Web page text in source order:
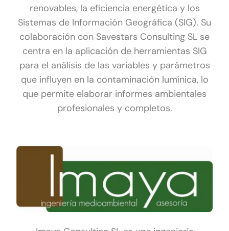
renovables, la eficiencia energética y los
Sistemas de Información Geográfica (SIG). Su
colaboración con Savestars Consulting SL se
centra en la aplicación de herramientas SIG
para el análisis de las variables y parámetros
que influyen en la contaminación lumínica, lo
que permite elaborar informes ambientales
profesionales y completos.